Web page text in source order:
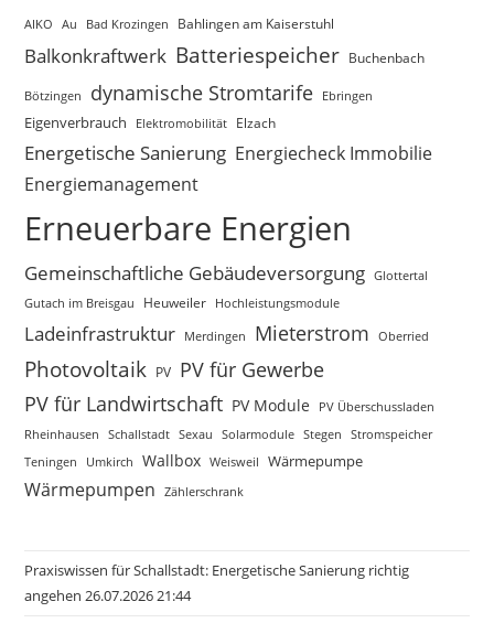
AIKO Au Bad Krozingen Bahlingen am Kaiserstuhl
Balkonkraftwerk Batteriespeicher Buchenbach
Bötzingen dynamische Stromtarife Ebringen
Eigenverbrauch Elektromobilität Elzach
Energetische Sanierung Energiecheck Immobilie
Energiemanagement
Erneuerbare Energien
Gemeinschaftliche Gebäudeversorgung Glottertal
Gutach im Breisgau
Heuweiler Hochleistungsmodule
Ladeinfrastruktur Merdingen Mieterstrom Oberried
Photovoltaik PV PV für Gewerbe
PV für Landwirtschaft PV Module
PV Überschussladen
Rheinhausen
Schallstadt Sexau Solarmodule Stegen
Stromspeicher
Teningen
Umkirch Wallbox Weisweil Wärmepumpe
Wärmepumpen Zählerschrank
Praxiswissen für Schallstadt: Energetische Sanierung richtig
angehen 26.07.2026 21:44